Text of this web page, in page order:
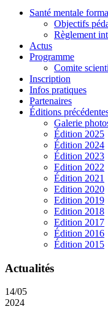
Santé mentale
Objectifs
Règlement
Actus
Programme
Comite
Inscription
Infos pratiques
Partenaires
Éditions
Galerie
Édition 2025
Édition 2024
Édition 2023
Edition 2022
Édition 2021
Edition 2020
Edition 2019
Edition 2018
Edition 2017
Édition 2016
Édition 2015
Actualités
14/05
2024